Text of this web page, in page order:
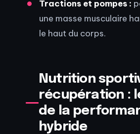
Tractions et pompes :
une masse musculaire
le haut du corps.
Nutrition
récupération :
de la
hybride